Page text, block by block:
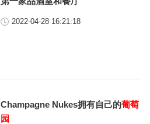
2022-04-28 16:21:18
Champagne Nukes拥有自己的葡萄
园